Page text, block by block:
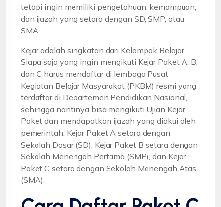
tetapi ingin memiliki pengetahuan, kemampuan,
dan ijazah yang setara dengan SD, SMP, atau
SMA.
Kejar adalah singkatan dari Kelompok Belajar.
Siapa saja yang ingin mengikuti Kejar Paket A, B,
dan C harus mendaftar di lembaga Pusat
Kegiatan Belajar Masyarakat (PKBM) resmi yang
terdaftar di Departemen Pendidikan Nasional,
sehingga nantinya bisa mengikuti Ujian Kejar
Paket dan mendapatkan ijazah yang diakui oleh
pemerintah. Kejar Paket A setara dengan
Sekolah Dasar (SD), Kejar Paket B setara dengan
Sekolah Menengah Pertama (SMP), dan Kejar
Paket C setara dengan Sekolah Menengah Atas
(SMA).